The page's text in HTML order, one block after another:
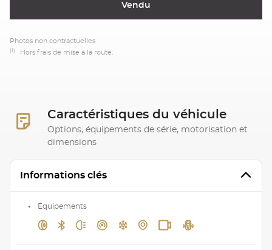
Vendu
Photos non contractuelles
(1) Hors frais de mise à la route.
Caractéristiques du véhicule
Options, équipements de série, motorisation et
dimensions
Informations clés
Equipements